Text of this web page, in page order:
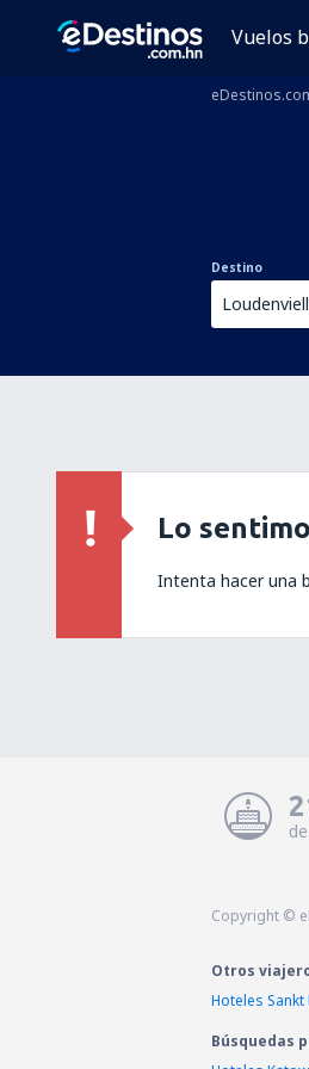
Vuelos
Destino
Lo
Intenta hacer una
Copyright ©
Otros
Hoteles
Búsquedas